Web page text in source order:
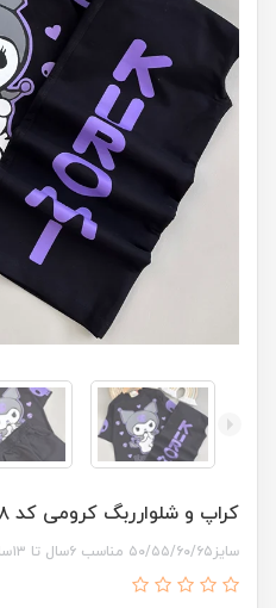
کراپ و شلوارربگ کرومی کد ۲۹۹۸
سایز۵۰/۵۵/۶۰/۶۵ مناسب ۶سال تا ۱۳سال